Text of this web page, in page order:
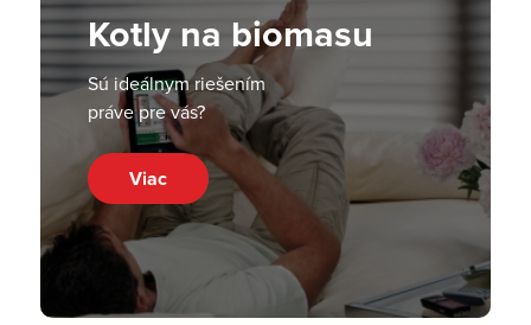
Kotly na biomasu
Sú ideálnym riešením
práve pre vás?
Viac